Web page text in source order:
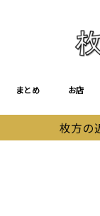
まとめ お店
枚方の